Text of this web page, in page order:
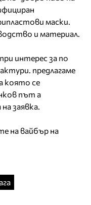
маски.
и материал.
интерес за по
предлагаме
която се
път а
заявка.
на вайбър на